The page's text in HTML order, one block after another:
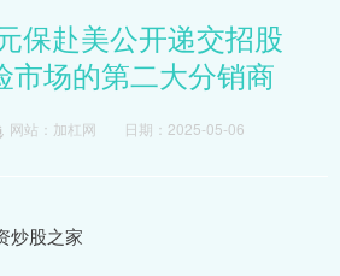
保赴美公开递交招股
市场的第二大分销商
网站：加杠网
日期：2025-05-06
股之家